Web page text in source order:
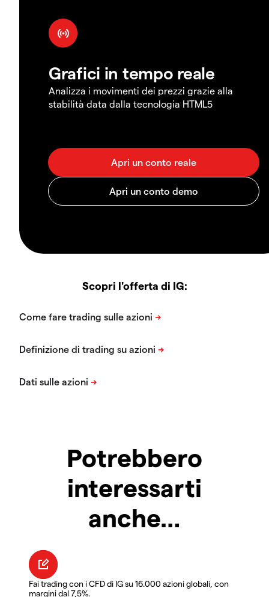
Grafici in tempo reale
Analizza i movimenti dei prezzi grazie alla
stabilità data dalla tecnologia HTML5
Scopri l'offerta di IG:
Potrebbero
interessarti
anche…
Fai trading con i CFD di IG su 16.000 azioni globali, con
margini dal 7,5%.